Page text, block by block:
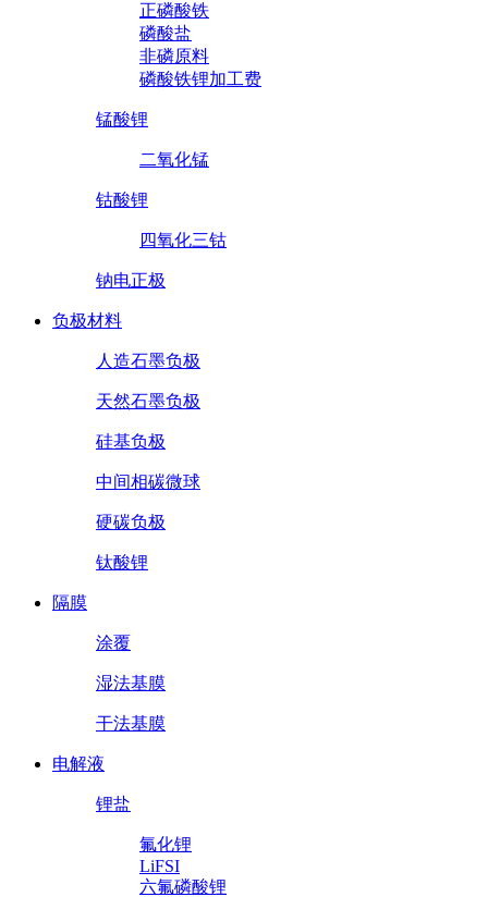
正磷酸铁
磷酸盐
非磷原料
磷酸铁锂加工费
锰酸锂
二氧化锰
钴酸锂
四氧化三钴
钠电正极
负极材料
人造石墨负极
天然石墨负极
硅基负极
中间相碳微球
硬碳负极
钛酸锂
隔膜
涂覆
湿法基膜
干法基膜
电解液
锂盐
氟化锂
LiFSI
六氟磷酸锂